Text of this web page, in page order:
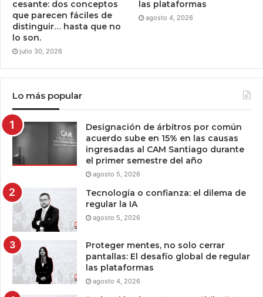
cesante: dos conceptos
que parecen fáciles de
distinguir… hasta que no
lo son.
julio 30, 2026
las plataformas
agosto 4, 2026
Lo más popular
Designación de árbitros por común
acuerdo sube en 15% en las causas
ingresadas al CAM Santiago durante
el primer semestre del año
agosto 5, 2026
Tecnología o confianza: el dilema de
regular la IA
agosto 5, 2026
Proteger mentes, no solo cerrar
pantallas: El desafío global de regular
las plataformas
agosto 4, 2026